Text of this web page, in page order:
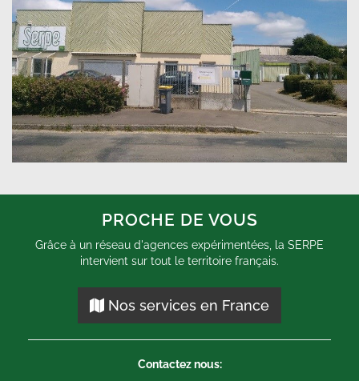
PROCHE DE VOUS
Grâce à un réseau d'agences expérimentées, la SERPE
intervient sur tout le territoire français.
Nos services en France
Contactez nous: